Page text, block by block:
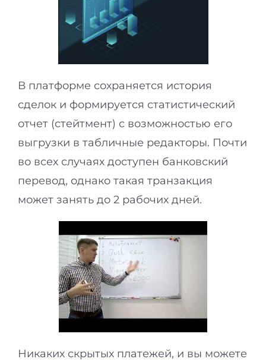
В платформе сохраняется история
сделок и формируется статистический
отчет (стейтмент) с возможностью его
выгрузки в табличные редакторы. Почти
во всех случаях доступен банковский
перевод, однако такая транзакция
может занять до 2 рабочих дней.
Никаких скрытых платежей, и вы можете